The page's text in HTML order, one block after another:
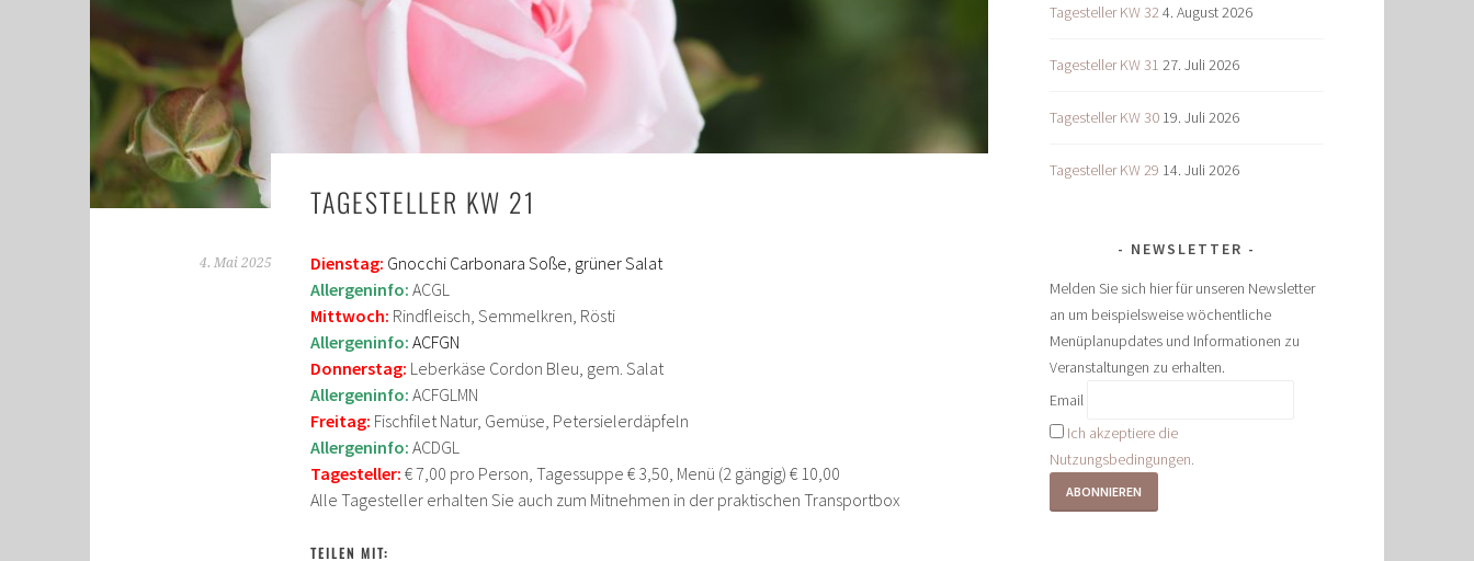
TAGESTELLER KW 21
4. Mai 2025 Dienstag: Gnocchi Carbonara Soße, grüner Salat
Allergeninfo: ACGL
Mittwoch: Rindfleisch, Semmelkren, Rösti
Allergeninfo: ACFGN
Donnerstag: Leberkäse Cordon Bleu, gem. Salat
Allergeninfo: ACFGLMN
Freitag: Fischfilet Natur, Gemüse, Petersielerdäpfeln
Allergeninfo: ACDGL
Tagesteller: € 7,00 pro Person, Tagessuppe € 3,50, Menü (2 gängig) € 10,00
Alle Tagesteller erhalten Sie auch zum Mitnehmen in der praktischen Transportbox
TEILEN MIT:
Tagesteller KW 324. August 2026
Tagesteller KW 31 27. Juli 2026
Tagesteller KW 30 19. Juli 2026
Tagesteller KW 29 14. Juli 2026
NEWSLETTER
Melden Sie sich hier für unseren Newsletter
an um beispielsweise wöchentliche
Menüplanupdates und Informationen zu
Veranstaltungen zu erhalten.
Email
Ich akzeptiere die
Nutzungsbedingungen.